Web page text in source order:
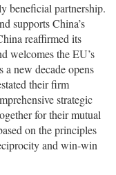
beneficial partnership.
supports China’s
reaffirmed its
welcomes the EU’s
new decade opens
their firm
strategic
for their mutual
on the principles
and win-win